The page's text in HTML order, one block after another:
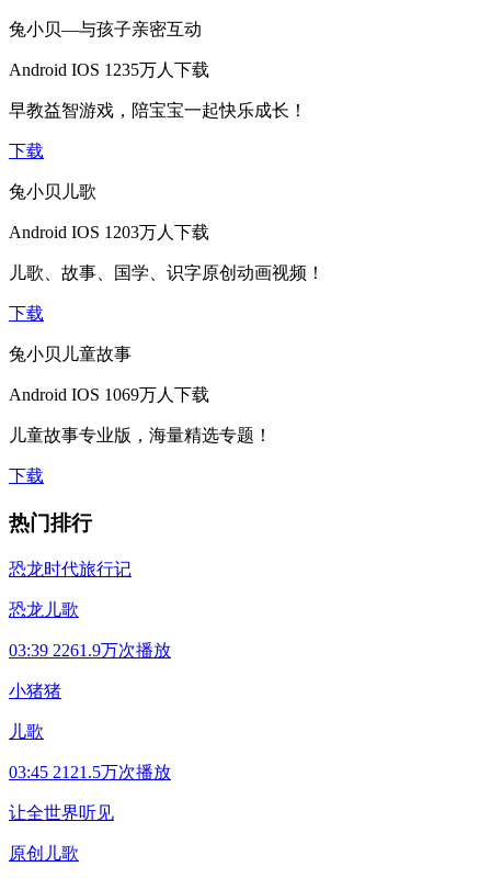
兔小贝—与孩子亲密互动
Android IOS 1235万人下载
早教益智游戏，陪宝宝一起快乐成长！
下载
兔小贝儿歌
Android IOS 1203万人下载
儿歌、故事、国学、识字原创动画视频！
下载
兔小贝儿童故事
Android IOS 1069万人下载
儿童故事专业版，海量精选专题！
下载
热门排行
恐龙时代旅行记
恐龙儿歌
03:39 2261.9万次播放
小猪猪
儿歌
03:45 2121.5万次播放
让全世界听见
原创儿歌